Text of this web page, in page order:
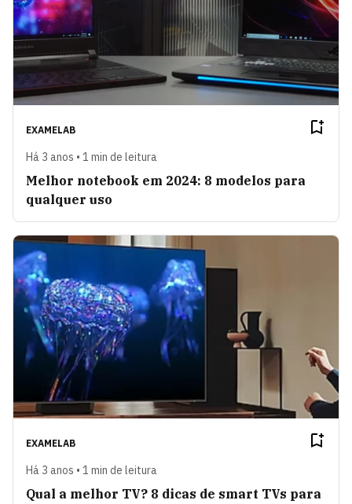
EXAMELAB
Há 3 anos • 1 min de leitura
Melhor notebook em 2024: 8 modelos para
qualquer uso
EXAMELAB
Há 3 anos • 1 min de leitura
Qual a melhor TV? 8 dicas de smart TVs para